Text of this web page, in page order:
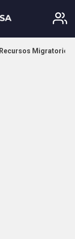
Recursos Migratorios